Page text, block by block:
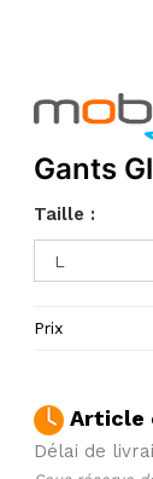
Gants
Taille :
Prix
Article
Délai de